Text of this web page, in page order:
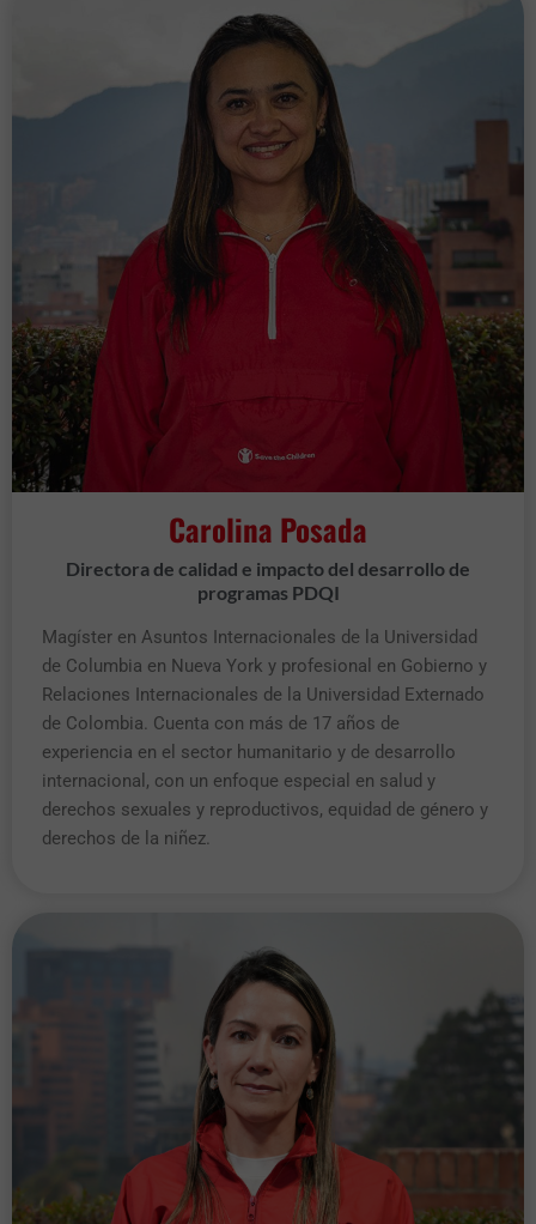
Carolina Posada
Directora de calidad e impacto del desarrollo de
programas PDQI
Magíster en Asuntos Internacionales de la Universidad
de Columbia en Nueva York y profesional en Gobierno y
Relaciones Internacionales de la Universidad Externado
de Colombia. Cuenta con más de 17 años de
experiencia en el sector humanitario y de desarrollo
internacional, con un enfoque especial en salud y
derechos sexuales y reproductivos, equidad de género y
derechos de la niñez.